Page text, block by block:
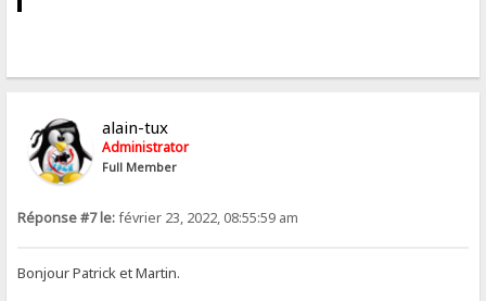
alain-tux
Administrator
Full Member
Réponse #7 le:février 23, 2022, 08:55:59 am
Bonjour Patrick et Martin.